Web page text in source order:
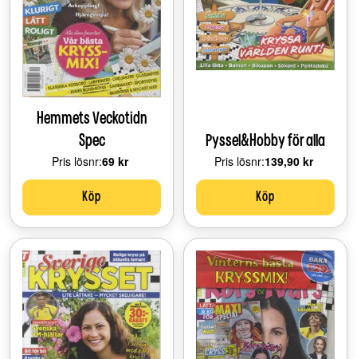
Hemmets Veckotidn
Spec
Pris lösnr:Price:
69 kr
Köp
Pyssel&Hobby för alla
Pris lösnr:Price:
139,90 kr
Köp